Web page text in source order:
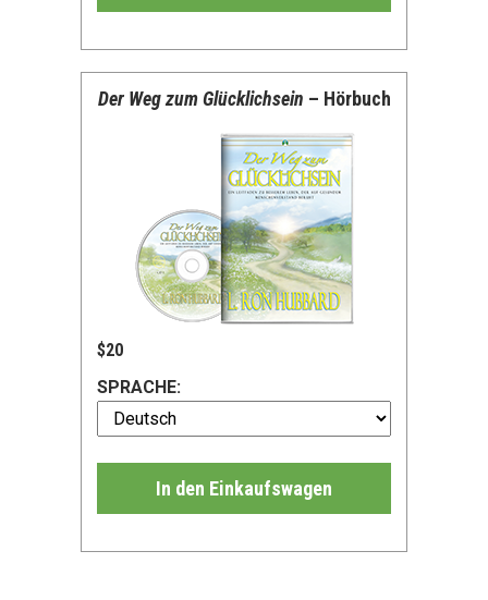
Der Weg zum Glücklichsein – Hörbuch
$20
SPRACHE:
In den Einkaufswagen